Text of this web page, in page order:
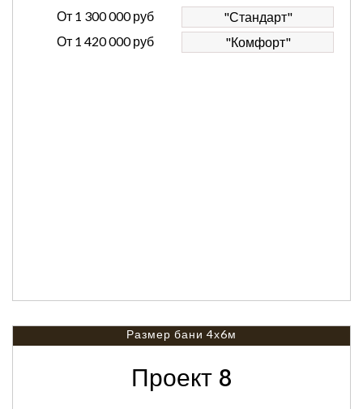
От 1 300 000 руб
"Стандарт"
От 1 420 000 руб "Комфорт"
Размер бани 4х6м
Проект 8